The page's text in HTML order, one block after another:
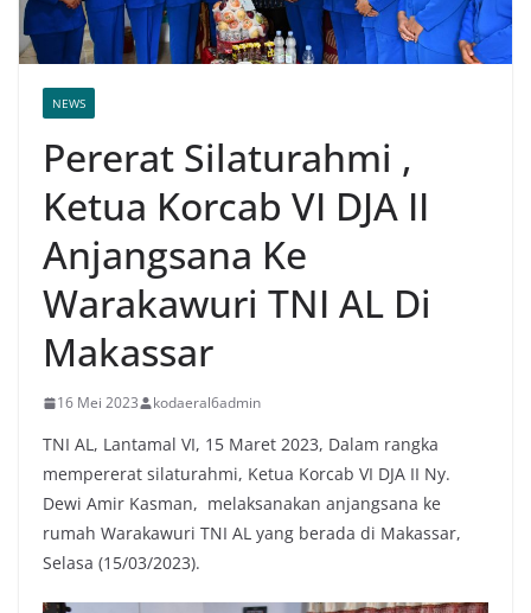
NEWS
Pererat Silaturahmi ,
Ketua Korcab VI DJA II
Anjangsana Ke
Warakawuri TNI AL Di
Makassar
16 Mei 2023 kodaeral6admin
TNI AL, Lantamal VI, 15 Maret 2023, Dalam rangka
mempererat silaturahmi, Ketua Korcab VI DJA II Ny.
Dewi Amir Kasman, melaksanakan anjangsana ke
rumah Warakawuri TNI AL yang berada di Makassar,
Selasa (15/03/2023).